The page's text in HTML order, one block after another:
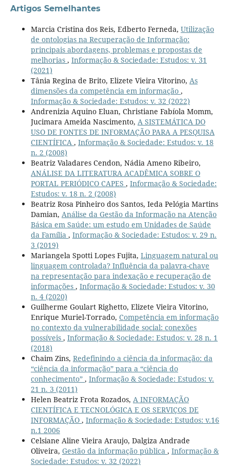
Artigos Semelhantes
Marcia Cristina dos Reis, Edberto Ferneda, Utilização
de ontologias na Recuperação de Informação:
principais abordagens, problemas e propostas de
melhorias , Informação & Sociedade: Estudos: v. 31
(2021)
Tânia Regina de Brito, Elizete Vieira Vitorino, As
dimensões da competência em informação ,
Informação & Sociedade: Estudos: v. 32 (2022)
Andrenizia Aquino Eluan, Christiane Fabíola Momm,
Jucimara Ameida Nascimento, A SISTEMÁTICA DO
USO DE FONTES DE INFORMAÇÃO PARA A PESQUISA
CIENTÍFICA , Informação & Sociedade: Estudos: v. 18
n. 2 (2008)
Beatriz Valadares Cendon, Nádia Ameno Ribeiro,
ANÁLISE DA LITERATURA ACADÊMICA SOBRE O
PORTAL PERIÓDICO CAPES , Informação & Sociedade:
Estudos: v. 18 n. 2 (2008)
Beatriz Rosa Pinheiro dos Santos, Ieda Pelógia Martins
Damian, Análise da Gestão da Informação na Atenção
Básica em Saúde: um estudo em Unidades de Saúde
da Família , Informação & Sociedade: Estudos: v. 29 n.
3 (2019)
Mariangela Spotti Lopes Fujita, Linguagem natural ou
linguagem controlada? Influência da palavra-chave
na representação para indexação e recuperação de
informações , Informação & Sociedade: Estudos: v. 30
n. 4 (2020)
Guilherme Goulart Righetto, Elizete Vieira Vitorino,
Enrique Muriel-Torrado, Competência em informação
no contexto da vulnerabilidade social: conexões
possíveis , Informação & Sociedade: Estudos: v. 28 n. 1
(2018)
Chaim Zins, Redefinindo a ciência da informação: da
“ciência da informação” para a “ciência do
conhecimento” , Informação & Sociedade: Estudos: v.
21 n. 3 (2011)
Helen Beatriz Frota Rozados, A INFORMAÇÃO
CIENTÍFICA E TECNOLÓGICA E OS SERVIÇOS DE
INFORMAÇÃO , Informação & Sociedade: Estudos: v.16
n.1 2006
Celsiane Aline Vieira Araujo, Dalgiza Andrade
Oliveira, Gestão da informação pública , Informação &
Sociedade: Estudos: v. 32 (2022)